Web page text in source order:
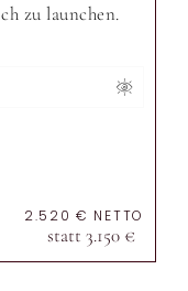
zu launchen.
2.520 € NETTO
statt 3.150 €